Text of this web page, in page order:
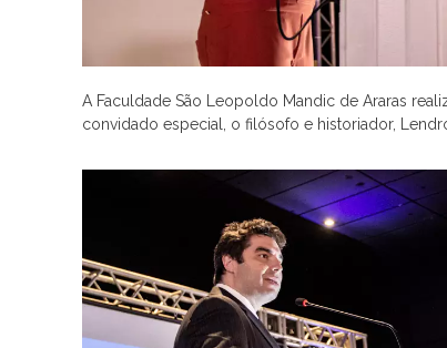
A Faculdade São Leopoldo Mandic de Araras
convidado especial, o filósofo e historiador,